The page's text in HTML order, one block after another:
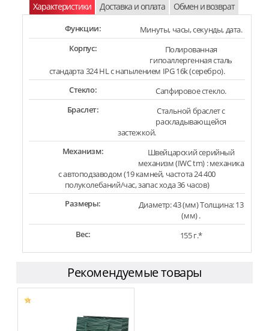
Характеристики Доставка и оплата Обмен и возврат
Функции:
Минуты, часы, секунды, дата.
Корпус:
Полированная
гипоаллергенная сталь
стандарта 324 HL с напылением IPG 16k (серебро).
Стекло:
Сапфировое стекло.
Браслет:
Стальной браслет с
раскладывающейся
застежкой.
Механизм:
Швейцарский серийный
механизм (IWC tm) : механика
с автоподзаводом (19 камней, частота 24 400
полуколебаний/час, запас хода 36 часов)
Размеры:
Диаметр: 43 (мм) Толщина: 13
(мм) .
Вес:
155 г.*
Рекомендуемые товары